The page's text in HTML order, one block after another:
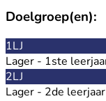
Doelgroep(en):
1LJ
Lager - 1ste
2LJ
Lager - 2de leerjaar